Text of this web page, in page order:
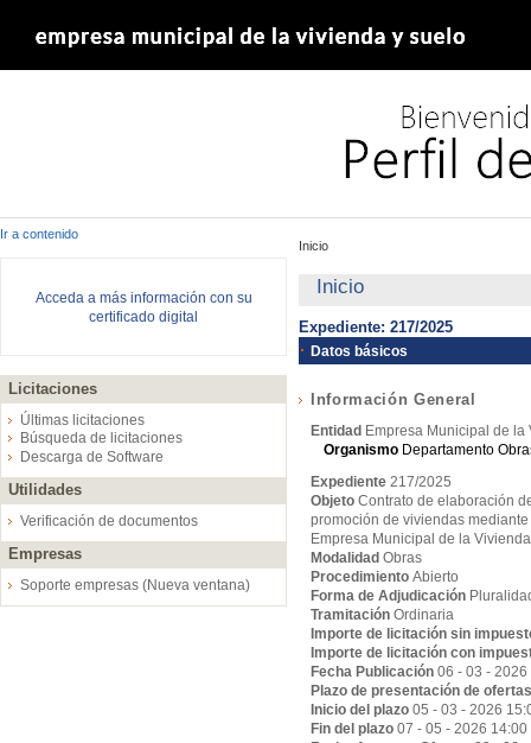
Ir a contenido
Acceda a más información con su
certificado digital
Licitaciones
Últimas licitaciones
Búsqueda de licitaciones
Descarga de Software
Utilidades
Verificación de documentos
Empresas
Soporte empresas (Nueva ventana)
Inicio
Inicio
Expediente: 217/2025
Datos básicos
Información General
Entidad Empresa Municipal de
Organismo Departamento
Expediente 217/2025
Objeto Contrato de elaboración
promoción de viviendas
Empresa Municipal de la
Modalidad Obras
Procedimiento Abierto
Forma de Adjudicación
Tramitación Ordinaria
Importe de licitación sin
Importe de licitación con
Fecha Publicación 06 - 03 - 2026
Plazo de presentación de ofertas
Inicio del plazo 05 - 03 - 2026
Fin del plazo 07 - 05 - 2026 14:00